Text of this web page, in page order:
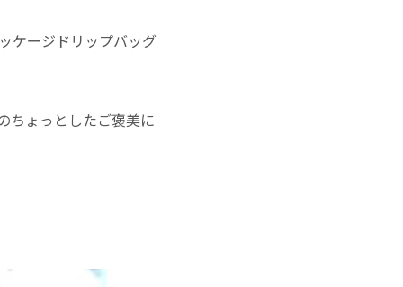
ケージドリップバッグ
ちょっとしたご褒美に